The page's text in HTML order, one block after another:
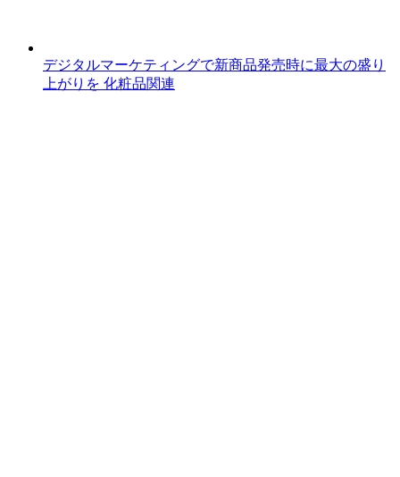
デジタルマーケティングで新商品発売時に最大の盛り
上がりを 化粧品関連